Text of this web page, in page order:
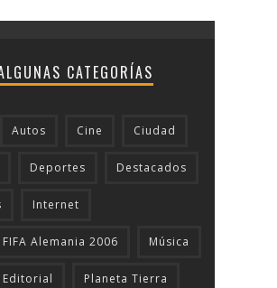
CATEGORÍAS
Autos Cine Ciudad
Deportes Destacados
Internet
Alemania 2006 Música
Editorial Planeta Tierra